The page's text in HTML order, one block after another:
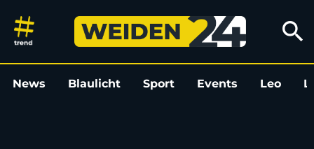
Verletzter Mäusebussard auf
search
News Blaulicht Sport Events Leo